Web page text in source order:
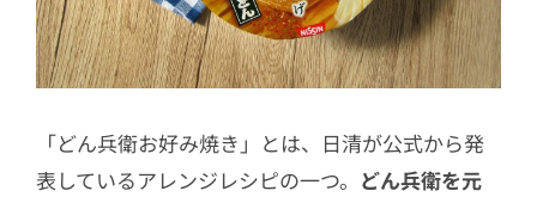
「どん兵衛お好み焼き」とは、日清が公式から発
表しているアレンジレシピの一つ。 どん兵衛を元